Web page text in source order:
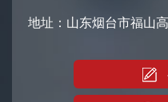
地址：山东烟台市福山